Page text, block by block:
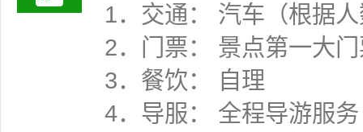
1．交通： 汽车（根据
2．门票： 景点第一大
3．餐饮： 自理
4．导服： 全程导游服务